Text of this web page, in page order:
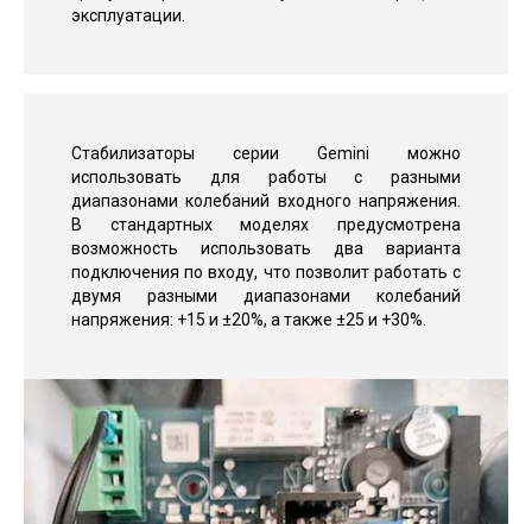
эксплуатации.
Стабилизаторы серии Gemini можно
использовать для работы с разными
диапазонами колебаний входного напряжения.
В стандартных моделях предусмотрена
возможность использовать два варианта
подключения по входу, что позволит работать с
двумя разными диапазонами колебаний
напряжения: +15 и ±20%, а также ±25 и +30%.